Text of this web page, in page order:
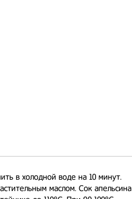
в холодной воде на 10 минут.
маслом. Сок апельсина